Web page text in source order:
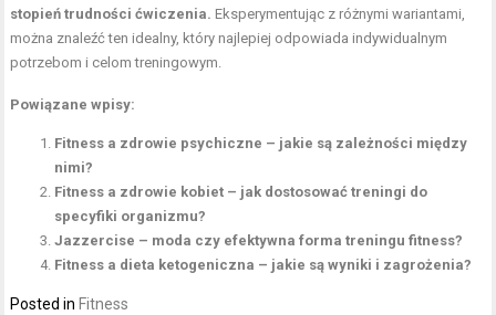
stopień trudności ćwiczenia. Eksperymentując z różnymi wariantami,
można znaleźć ten idealny, który najlepiej odpowiada indywidualnym
potrzebom i celom treningowym.
Powiązane wpisy:
Fitness a zdrowie psychiczne – jakie są zależności między
nimi?
Fitness a zdrowie kobiet – jak dostosować treningi do
specyfiki organizmu?
Jazzercise – moda czy efektywna forma treningu fitness?
Fitness a dieta ketogeniczna – jakie są wyniki i zagrożenia?
Posted in Fitness